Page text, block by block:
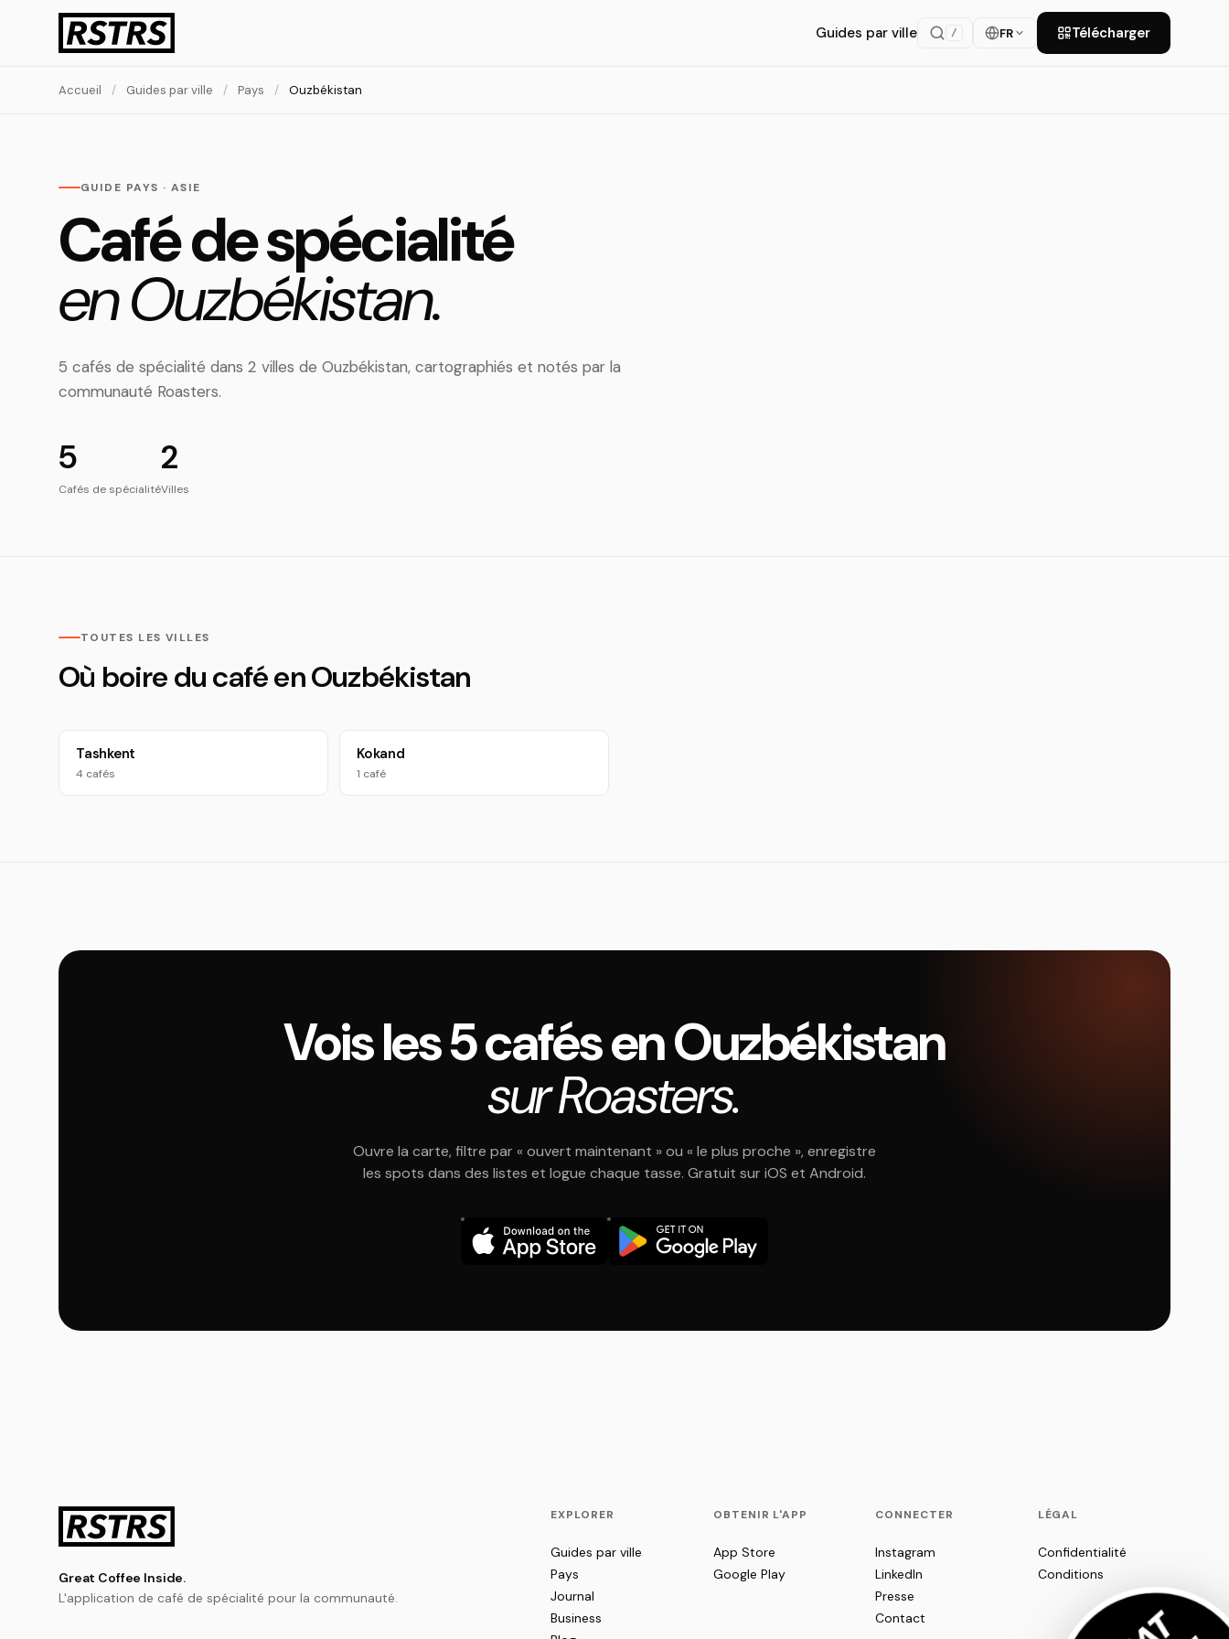
Guides par ville / FR Télécharger
Accueil / Guides par ville / Pays / Ouzbékistan
GUIDE PAYS · ASIE
Café de spécialité
en Ouzbékistan.
5 cafés de spécialité dans 2 villes de Ouzbékistan, cartographiés et notés par la
communauté Roasters.
5
Cafés de spécialité
2
Villes
TOUTES LES VILLES
Où boire du café en Ouzbékistan
Tashkent
4 cafés
Kokand
1 café
Vois les 5 cafés en Ouzbékistan
sur Roasters.
Ouvre la carte, filtre par « ouvert maintenant » ou « le plus proche », enregistre
les spots dans des listes et logue chaque tasse. Gratuit sur iOS et Android.
Great Coffee Inside.
L'application de café de spécialité pour la communauté.
EXPLORER
Guides par ville
Pays
Journal
Business
OBTENIR L'APP
App Store
Google Play
CONNECTER
Instagram
LinkedIn
Presse
Contact
LÉGAL
Confidentialité
Conditions